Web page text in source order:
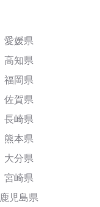
愛媛県
高知県
福岡県
佐賀県
長崎県
熊本県
大分県
宮崎県
鹿児島県